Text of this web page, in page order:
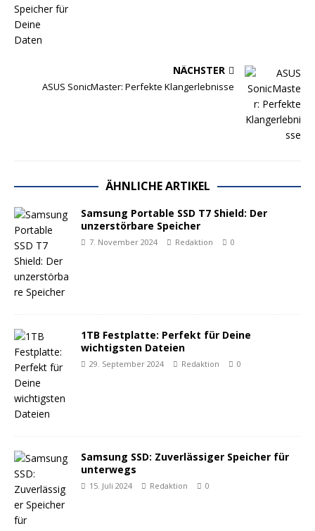
NÄCHSTER
ASUS SonicMaster: Perfekte Klangerlebnisse
ÄHNLICHE ARTIKEL
Samsung Portable SSD T7 Shield: Der
unzerstörbare Speicher
7. November 2024 Redaktion 0
1TB Festplatte: Perfekt für Deine
wichtigsten Dateien
29. September 2024 Redaktion 0
Samsung SSD: Zuverlässiger Speicher für
unterwegs
15. Juli 2024 Redaktion 0